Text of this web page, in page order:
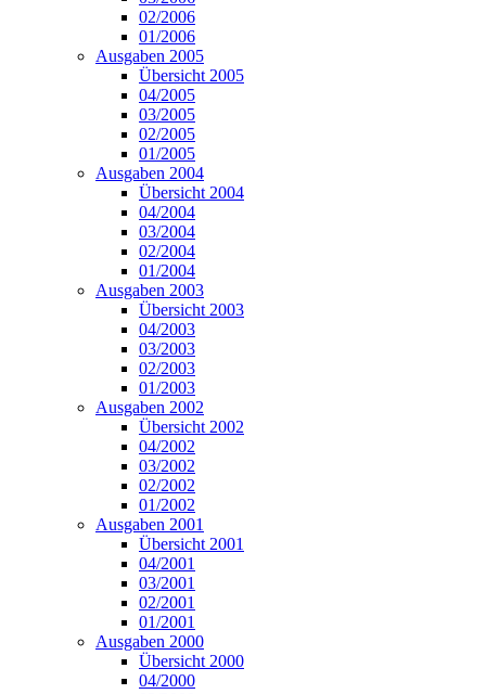
02/2006
01/2006
Ausgaben 2005
Übersicht 2005
04/2005
03/2005
02/2005
01/2005
Ausgaben 2004
Übersicht 2004
04/2004
03/2004
02/2004
01/2004
Ausgaben 2003
Übersicht 2003
04/2003
03/2003
02/2003
01/2003
Ausgaben 2002
Übersicht 2002
04/2002
03/2002
02/2002
01/2002
Ausgaben 2001
Übersicht 2001
04/2001
03/2001
02/2001
01/2001
Ausgaben 2000
Übersicht 2000
04/2000